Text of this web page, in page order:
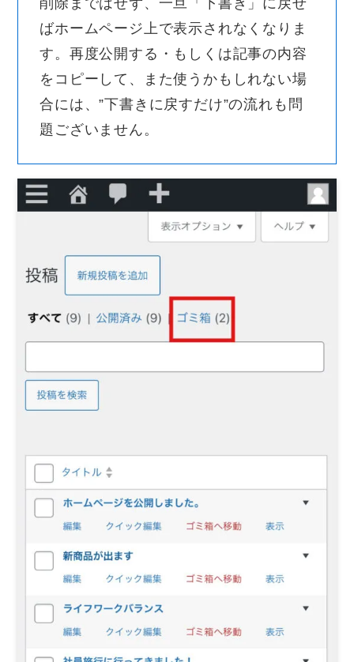
ばホームページ上で表示されなくなりま
す。再度公開する・もしくは記事の内容
をコピーして、また使うかもしれない場
合には、”下書きに戻すだけ”の流れも問
題ございません。